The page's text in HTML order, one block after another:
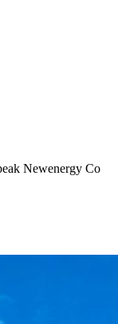
Newenergy Co